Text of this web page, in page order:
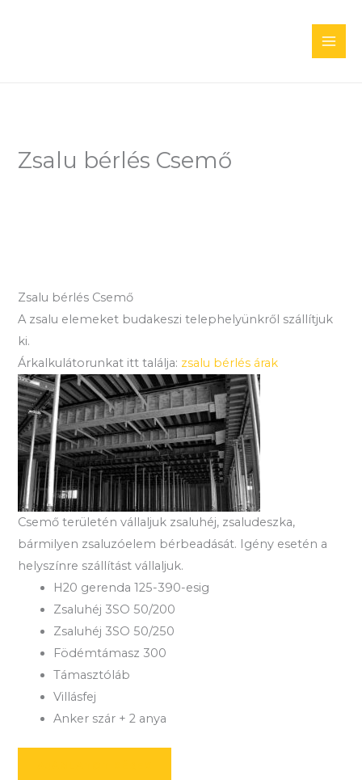
Zsalu bérlés Csemő
Zsalu bérlés Csemő
A zsalu elemeket budakeszi telephelyünkről szállítjuk
ki.
Árkalkulátorunkat itt találja: zsalu bérlés árak
Csemő területén vállaljuk zsaluhéj, zsaludeszka,
bármilyen zsaluzóelem bérbeadását. Igény esetén a
helyszínre szállítást vállaljuk.
H20 gerenda 125-390-esig
Zsaluhéj 3SO 50/200
Zsaluhéj 3SO 50/250
Födémtámasz 300
Támasztóláb
Villásfej
Anker szár + 2 anya